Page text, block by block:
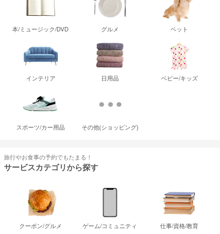
本/ミュージック/DVD グルメ ペット
インテリア 日用品 ベビー/キッズ
スポーツ/カー用品 その他(ショッピング)
旅行やお食事の予約でもたまる！
サービスカテゴリから探す
クーポン/グルメ ゲーム/コミュニティ 仕事/資格/教育